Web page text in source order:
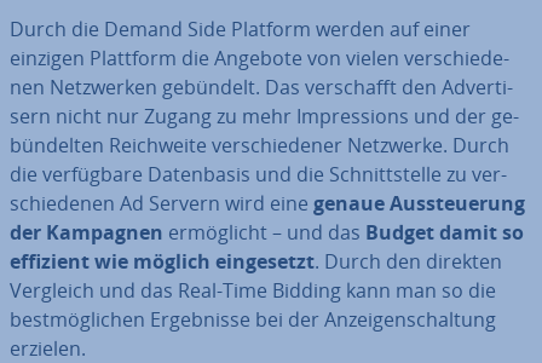
Durch die Demand Side Platform werden auf einer
einzigen Plattform die Angebote von vielen ver­schie­de­
nen Netz­wer­ken gebündelt. Das ver­schafft den Ad­ver­ti­
sern nicht nur Zugang zu mehr Im­pres­si­ons und der ge­
bün­del­ten Reich­wei­te ver­schie­de­ner Netzwerke. Durch
die ver­füg­ba­re Da­ten­ba­sis und die Schnitt­stel­le zu ver­
schie­de­nen Ad Servern wird eine genaue Aus­steue­rung
der Kampagnen er­mög­licht – und das Budget damit so
effizient wie möglich ein­ge­setzt. Durch den direkten
Vergleich und das Real-Time Bidding kann man so die
best­mög­li­chen Er­geb­nis­se bei der An­zei­gen­schal­tung
erzielen.